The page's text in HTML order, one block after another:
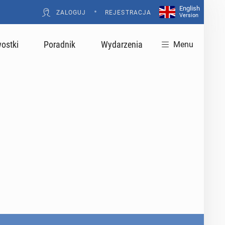
ZALOGUJ • REJESTRACJA
English
Version
Poradnik Wydarzenia Menu